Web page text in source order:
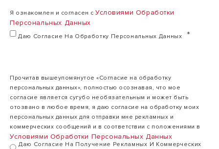
Я ознакомлен и согласен с Условиями Обработки
Персональных Данных
Даю Согласие На Обработку Персональных Данных
Прочитав вышеупомянутое «Согласие на обработку
персональных данных», полностью осознавая, что мое
согласие является сугубо необязательным и может быть
отозвано в любое время, я даю согласие на обработку моих
персональных данных для отправки мне рекламных и
коммерческих сообщений и в соответствии с положениями в
Условиями Обработки Персональных Данных
Даю Согласие На Получение Рекламных И Коммерческих